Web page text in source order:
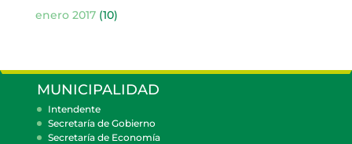
enero 2017(10)
MUNICIPALIDAD
Intendente
Secretaría de Gobierno
Secretaría de Economía